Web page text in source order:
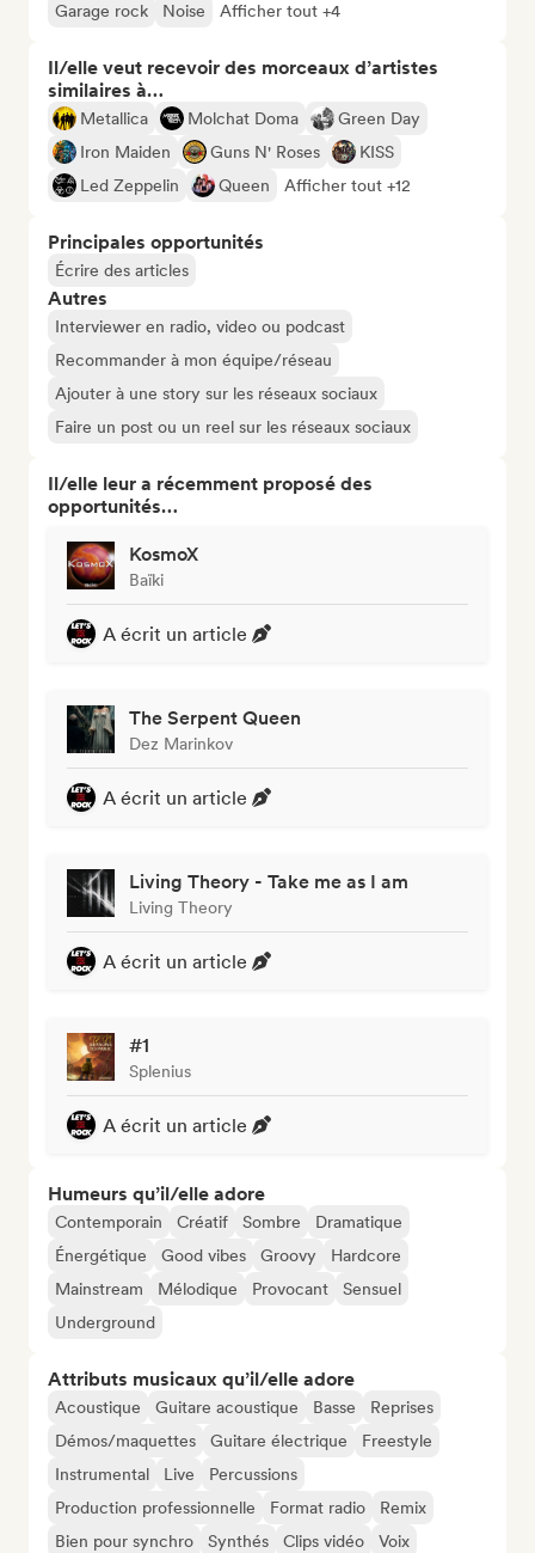
Garage rock
Noise Afficher tout +4
Il/elle veut recevoir des morceaux d’artistes
similaires à…
Metallica Molchat Doma
Green Day
Iron Maiden
Guns N' Roses
KISS
Led Zeppelin
Queen Afficher tout +12
Principales opportunités
Écrire des articles
Autres
Interviewer en radio, video ou podcast
Recommander à mon équipe/réseau
Ajouter à une story sur les réseaux sociaux
Faire un post ou un reel sur les réseaux sociaux
Il/elle leur a récemment proposé des
opportunités…
KosmoX
Baïki
A écrit un article
The Serpent Queen
Dez Marinkov
A écrit un article
Living Theory - Take me as I am
Living Theory
A écrit un article
#1
Splenius
A écrit un article
Humeurs qu’il/elle adore
Contemporain Créatif Sombre
Dramatique
Énergétique
Good vibes Groovy
Hardcore
Mainstream
Mélodique Provocant
Sensuel
Underground
Attributs musicaux qu’il/elle adore
Acoustique Guitare acoustique Basse
Reprises
Démos/maquettes
Guitare électrique
Freestyle
Instrumental
Live
Percussions
Production professionnelle
Format radio
Remix
Bien pour synchro
Synthés Clips vidéo Voix